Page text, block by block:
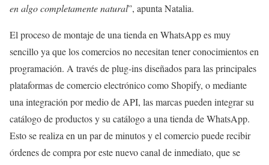
en algo completamente natural”, apunta Natalia.
El proceso de montaje de una tienda en WhatsApp es muy
sencillo ya que los comercios no necesitan tener conocimientos en
programación. A través de plug-ins diseñados para las principales
plataformas de comercio electrónico como Shopify, o mediante
una integración por medio de API, las marcas pueden integrar su
catálogo de productos y su catálogo a una tienda de WhatsApp.
Esto se realiza en un par de minutos y el comercio puede recibir
órdenes de compra por este nuevo canal de inmediato, que se